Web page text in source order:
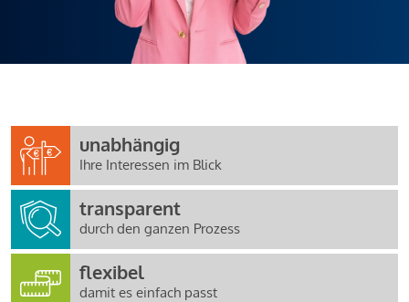
unabhängig
Ihre Interessen im Blick
transparent
durch den ganzen Prozess
flexibel
damit es einfach passt